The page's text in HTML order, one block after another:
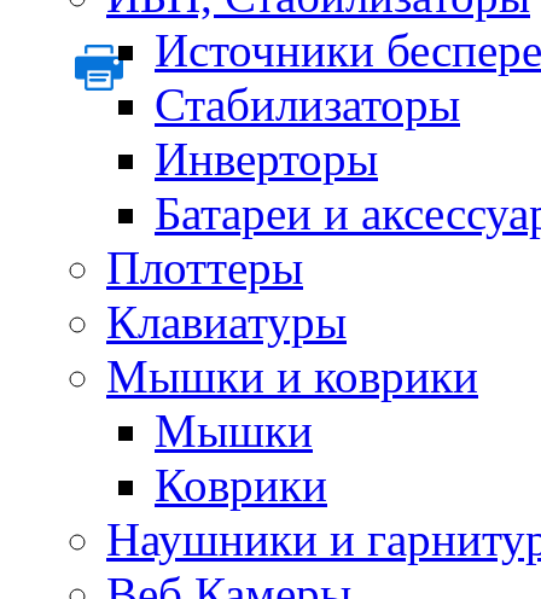
Источники
Стабилизаторы
Инверторы
Батареи и
Плоттеры
Клавиатуры
Мышки и коврики
Мышки
Коврики
Наушники и